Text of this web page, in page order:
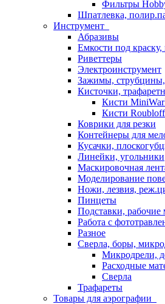
Фильтры
Шпатлевка,
Инструмент
Абразивы
Емкости под
Риветтеры
Электроинструмент
Зажимы, струбцины,
Кисточки,
Кисти
Кисти Roubloff
Коврики для резки
Контейнеры для
Кусачки,
Линейки, угольники
Маскировочная
Моделирование
Ножи, лезвия,
Пинцеты
Подставки, рабочие
Работа с
Разное
Сверла, боры,
Микродрели,
Расходные
Сверла
Трафареты
Товары для аэрографии